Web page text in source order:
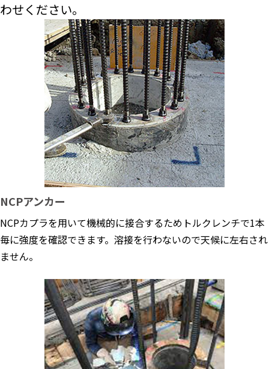
わせください。
NCPアンカー
NCPカプラを用いて機械的に接合するためトルクレンチで1本
毎に強度を確認できます。溶接を行わないので天候に左右され
ません。